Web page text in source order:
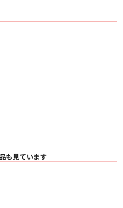
ートの共振を排除するために精密に調整さ
ルとダイナミクスを実現します。
のバスレフポート付きモデルに搭載されて
グ型の「R600」と「R700」に採用されて
特別なバスレフポート 技術です。
空気の流れをスムーズにしてポートノイズ
ポートに比べ低音域をより深く、より高い
た X-Port と Power Port を組み合わせたと
ポートチューブのベースをアルミニウムで
式のスピーカーグリルが付属していま
も見ています